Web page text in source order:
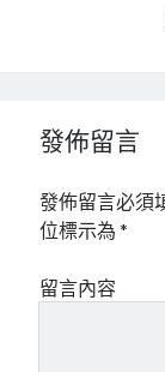
發佈留言
發佈留言必須
位標示為*
留言內容